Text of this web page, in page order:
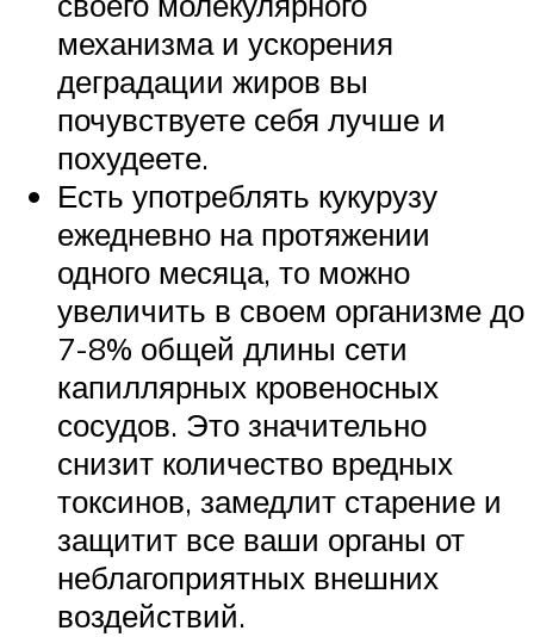
механизма и ускорения
деградации жиров вы
почувствуете себя лучше и
похудеете.
Есть употреблять кукурузу
ежедневно на протяжении
одного месяца, то можно
увеличить в своем организме до
7-8% общей длины сети
капиллярных кровеносных
сосудов. Это значительно
снизит количество вредных
токсинов, замедлит старение и
защитит все ваши органы от
неблагоприятных внешних
воздействий.